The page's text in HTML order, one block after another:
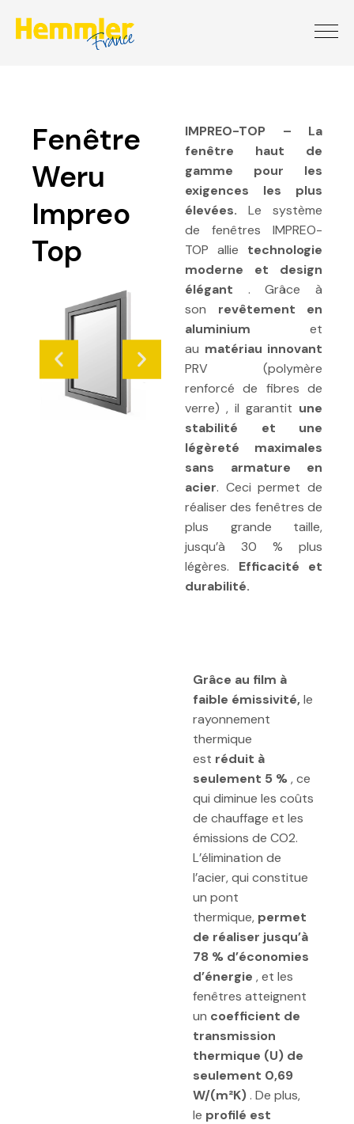
Fenêtre
Weru
Impreo
Top
IMPREO-TOP – La
fenêtre haut de
gamme pour les
exigences les plus
élevées. Le système
de fenêtres IMPREO-
TOP allie technologie
moderne et design
élégant . Grâce à
son revêtement en
aluminium et
au matériau innovant
PRV (polymère
renforcé de fibres de
verre) , il garantit une
stabilité et une
légèreté maximales
sans armature en
acier. Ceci permet de
réaliser des fenêtres de
plus grande taille,
jusqu’à 30 % plus
légères. Efficacité et
durabilité.
Grâce au film à
faible émissivité,le
rayonnement
thermique
est réduit à
seulement 5 %, ce
qui diminue les coûts
de chauffage et les
émissions de CO2.
L’élimination de
l’acier, qui constitue
un pont
thermique, permet
de réaliser jusqu’à
78 % d’économies
d’énergie , et les
fenêtres atteignent
un coefficient de
transmission
thermique (U) de
seulement 0,69
W/(m²K). De plus,
le profilé est